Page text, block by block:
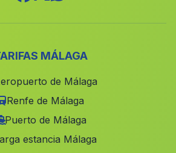
(Valencia)
MÁLAGA
de Málaga
Renfe de Málaga
Puerto de Málaga
estancia Málaga